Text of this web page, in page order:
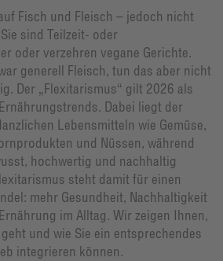
Fisch und Fleisch – jedoch nicht
sind Teilzeit‑ oder
oder verzehren vegane Gerichte.
generell Fleisch, tun das aber nicht
Der „Flexitarismus“ gilt 2026 als
Dabei liegt der
Lebensmitteln wie Gemüse,
und Nüssen, während
hochwertig und nachhaltig
steht damit für einen
mehr Gesundheit, Nachhaltigkeit
im Alltag. Wir zeigen Ihnen,
und wie Sie ein entsprechendes
integrieren können.